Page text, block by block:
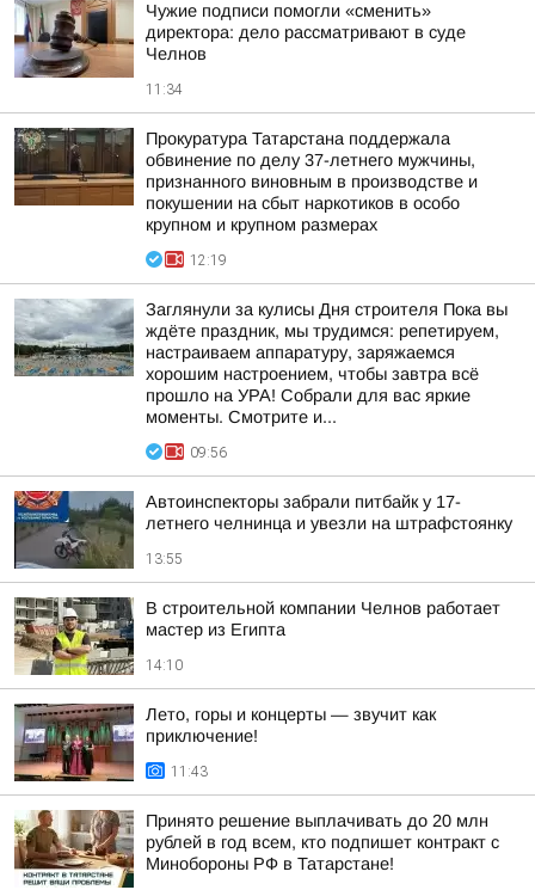
Чужие подписи помогли «сменить»
директора: дело рассматривают в суде
Челнов
11:34
Прокуратура Татарстана поддержала
обвинение по делу 37-летнего мужчины,
признанного виновным в производстве и
покушении на сбыт наркотиков в особо
крупном и крупном размерах
12:19
Заглянули за кулисы Дня строителя Пока вы
ждёте праздник, мы трудимся: репетируем,
настраиваем аппаратуру, заряжаемся
хорошим настроением, чтобы завтра всё
прошло на УРА! Собрали для вас яркие
моменты. Смотрите и...
09:56
Автоинспекторы забрали питбайк у 17-
летнего челнинца и увезли на штрафстоянку
13:55
В строительной компании Челнов работает
мастер из Египта
14:10
Лето, горы и концерты — звучит как
приключение!
11:43
Принято решение выплачивать до 20 млн
рублей в год всем, кто подпишет контракт с
Минобороны РФ в Татарстане!